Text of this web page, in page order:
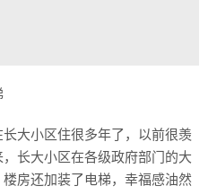
大小区住很多年了，以前很羡
长大小区在各级政府部门的大
房还加装了电梯，幸福感油然